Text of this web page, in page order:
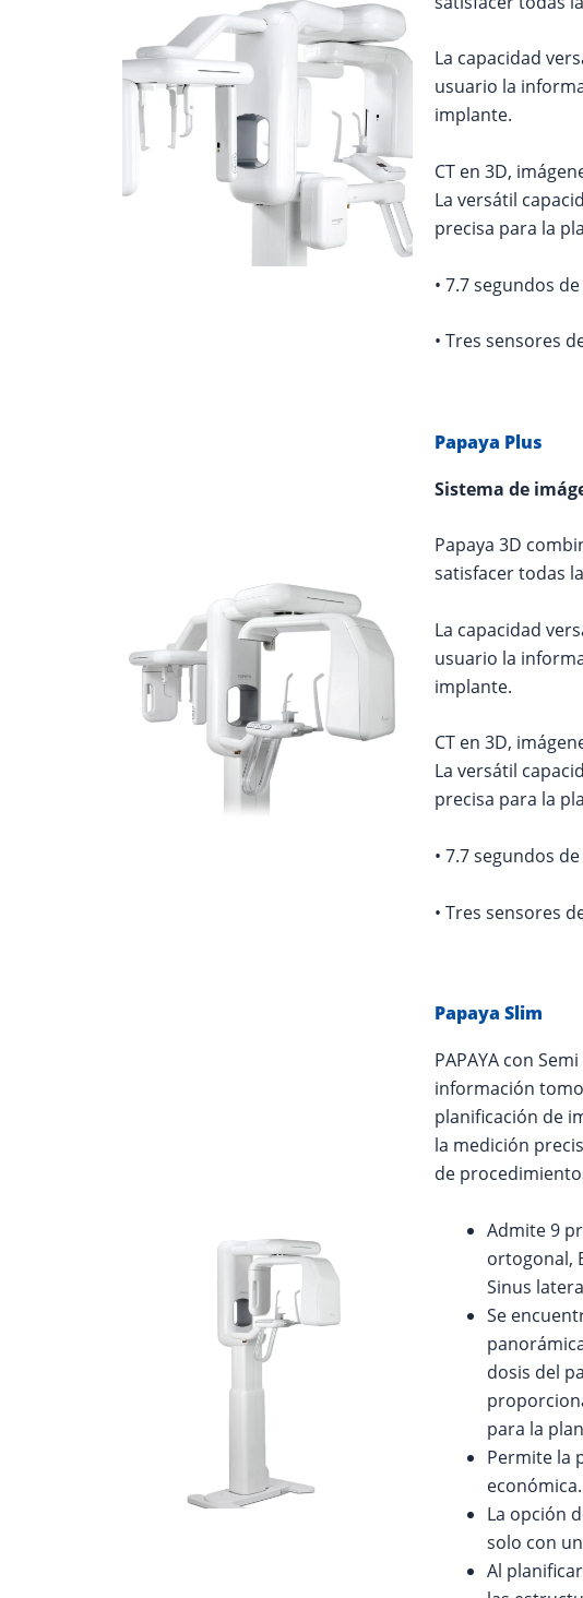
La capacidad
usuario la
implante.
CT en 3D,
La versátil
precisa para la
• 7.7 segundos
• Tres sensores
Papaya Plus
Sistema de
Papaya 3D
satisfacer todas
La capacidad
usuario la
implante.
CT en 3D,
La versátil
precisa para la
• 7.7 segundos
• Tres sensores
Papaya Slim
PAPAYA con
información
planificación de
la medición
de
Admite 9
ortogonal,
Sinus
Se
dosis del
para la
Permite la
La opción
solo con
Al